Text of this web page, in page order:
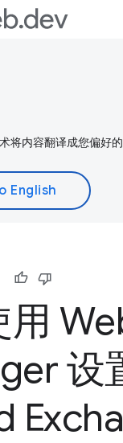
将内容翻译成您偏好
用
设